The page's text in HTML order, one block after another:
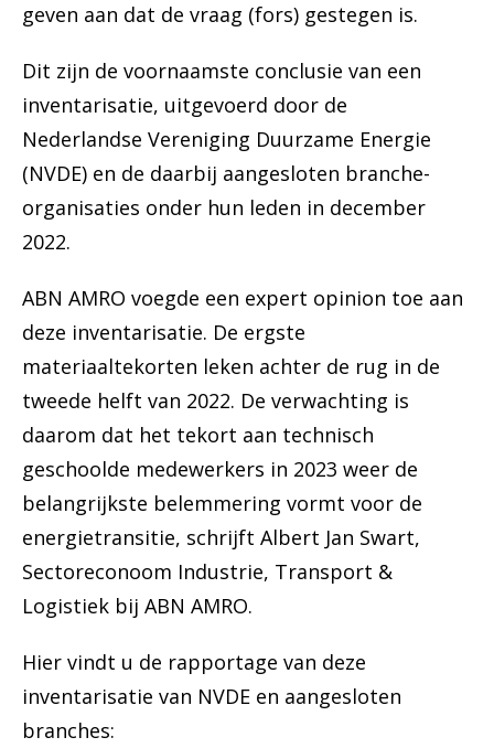
geven aan dat de vraag (fors) gestegen is.
Dit zijn de voornaamste conclusie van een
inventarisatie, uitgevoerd door de
Nederlandse Vereniging Duurzame Energie
(NVDE) en de daarbij aangesloten branche-
organisaties onder hun leden in december
2022.
ABN AMRO voegde een expert opinion toe aan
deze inventarisatie. De ergste
materiaaltekorten leken achter de rug in de
tweede helft van 2022. De verwachting is
daarom dat het tekort aan technisch
geschoolde medewerkers in 2023 weer de
belangrijkste belemmering vormt voor de
energietransitie, schrijft Albert Jan Swart,
Sectoreconoom Industrie, Transport &
Logistiek bij ABN AMRO.
Hier vindt u de rapportage van deze
inventarisatie van NVDE en aangesloten
branches: